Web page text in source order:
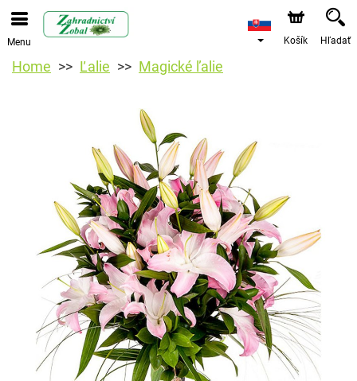
Menu Košík Hľadať
Home Ľalie Magické ľalie